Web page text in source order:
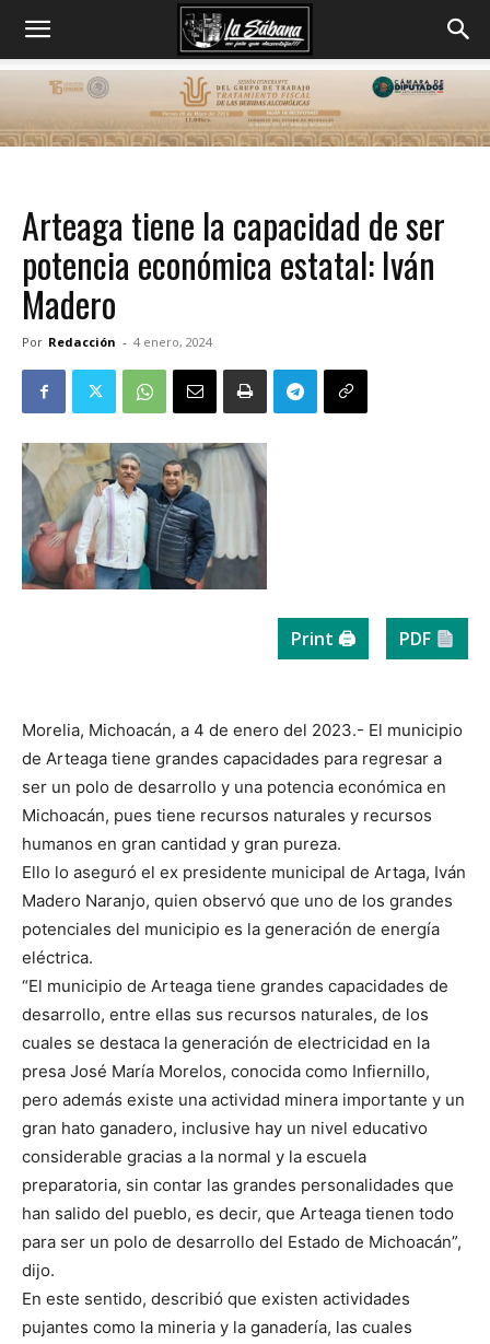
Arteaga tiene la capacidad de ser
potencia económica estatal: Iván
Madero
Por Redacción - 4 enero, 2024
Print 🖨 PDF
Morelia, Michoacán, a 4 de enero del 2023.- El municipio
de Arteaga tiene grandes capacidades para regresar a
ser un polo de desarrollo y una potencia económica en
Michoacán, pues tiene recursos naturales y recursos
humanos en gran cantidad y gran pureza.
Ello lo aseguró el ex presidente municipal de Artaga, Iván
Madero Naranjo, quien observó que uno de los grandes
potenciales del municipio es la generación de energía
eléctrica.
“El municipio de Arteaga tiene grandes capacidades de
desarrollo, entre ellas sus recursos naturales, de los
cuales se destaca la generación de electricidad en la
presa José María Morelos, conocida como Infiernillo,
pero además existe una actividad minera importante y un
gran hato ganadero, inclusive hay un nivel educativo
considerable gracias a la normal y la escuela
preparatoria, sin contar las grandes personalidades que
han salido del pueblo, es decir, que Arteaga tienen todo
para ser un polo de desarrollo del Estado de Michoacán”,
dijo.
En este sentido, describió que existen actividades
pujantes como la mineria y la ganadería, las cuales